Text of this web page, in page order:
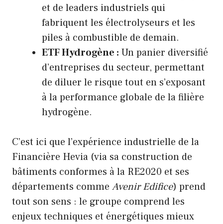
et de leaders industriels qui
fabriquent les électrolyseurs et les
piles à combustible de demain.
ETF Hydrogène : Un panier diversifié
d’entreprises du secteur, permettant
de diluer le risque tout en s’exposant
à la performance globale de la filière
hydrogène.
C’est ici que l’expérience industrielle de la
Financière Hevia (via sa construction de
bâtiments conformes à la RE2020 et ses
départements comme Avenir Edifice) prend
tout son sens : le groupe comprend les
enjeux techniques et énergétiques mieux